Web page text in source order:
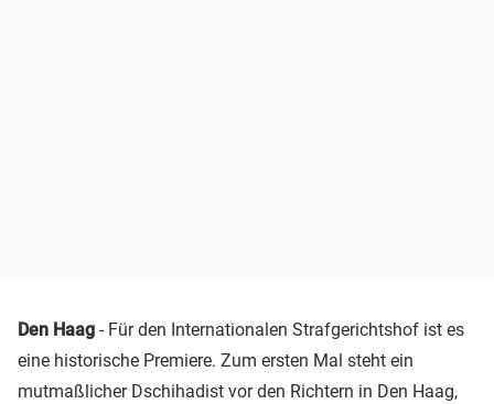
Den Haag - Für den Internationalen Strafgerichtshof ist es
eine historische Premiere. Zum ersten Mal steht ein
mutmaßlicher Dschihadist vor den Richtern in Den Haag,